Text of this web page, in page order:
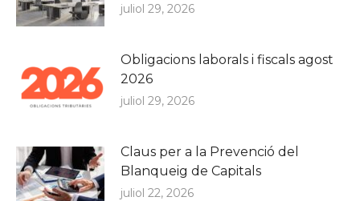
juliol 29, 2026
Obligacions laborals i fiscals agost
2026
juliol 29, 2026
Claus per a la Prevenció del
Blanqueig de Capitals
juliol 22, 2026